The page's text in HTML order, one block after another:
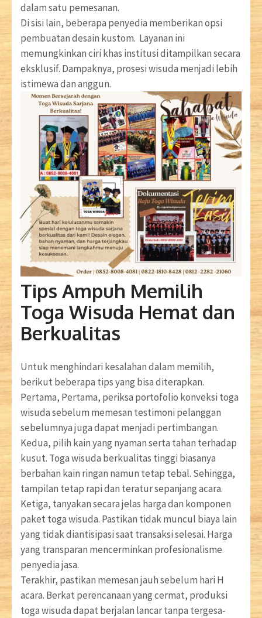
dalam satu pemesanan.
Di sisi lain, beberapa penyedia memberikan opsi
pembuatan desain kustom. Layanan ini
memungkinkan ciri khas institusi ditampilkan secara
eksklusif. Dampaknya, prosesi wisuda menjadi lebih
istimewa dan anggun.
Tips Ampuh Memilih
Toga Wisuda Hemat dan
Berkualitas
Untuk menghindari kesalahan dalam memilih,
berikut beberapa tips yang bisa diterapkan.
Pertama, Pertama, periksa portofolio konveksi toga
wisuda sebelum memesan testimoni pelanggan
sebelumnya juga dapat menjadi pertimbangan.
Kedua, pilih kain yang nyaman serta tahan terhadap
kusut. Toga wisuda berkualitas tinggi biasanya
berbahan kain ringan namun tetap tebal. Sehingga,
tampilan tetap rapi dan teratur sepanjang acara.
Ketiga, tanyakan secara jelas harga dan komponen
paket toga wisuda. Pastikan tidak muncul biaya lain
yang tidak diantisipasi saat transaksi selesai. Harga
yang transparan mencerminkan profesionalisme
penyedia jasa.
Terakhir, pastikan memesan jauh sebelum hari H
acara. Berkat perencanaan yang cermat, produksi
toga wisuda dapat berjalan lancar tanpa tergesa-